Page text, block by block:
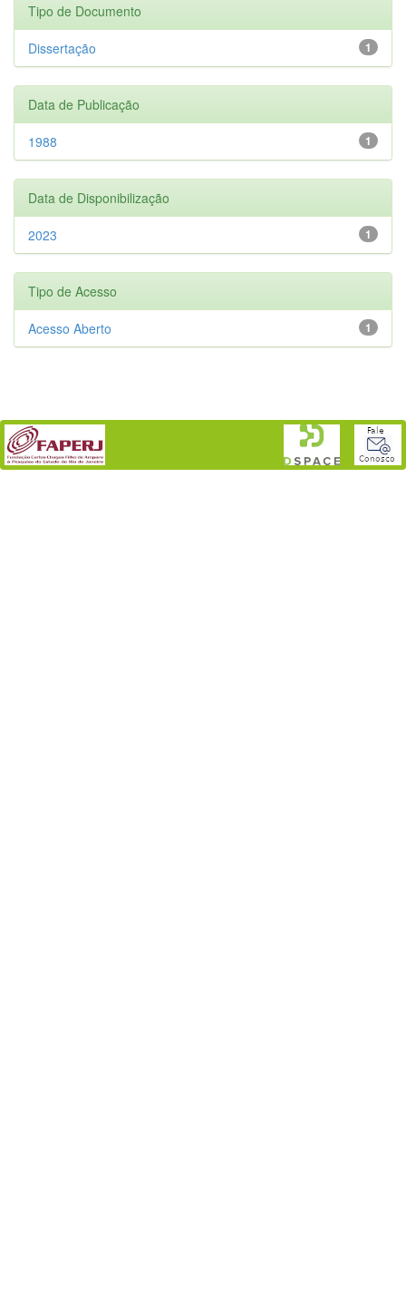
Tipo de Documento
1
Dissertação
Data de Publicação
1
1988
Data de Disponibilização
1
2023
Tipo de Acesso
1
Acesso Aberto